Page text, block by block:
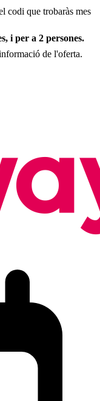
codi que trobaràs mes
i per a 2 persones.
de l'oferta.